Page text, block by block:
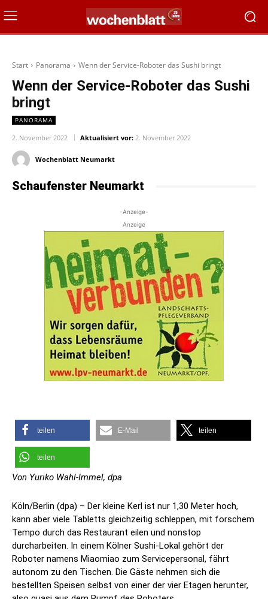
Start Panorama Wenn der Service-Roboter das Sushi bringt
Wenn der Service-Roboter das Sushi
bringt
PANORAMA
2. November 2022 Aktualisiert vor: 2. November 2022
Wochenblatt Neumarkt
Schaufenster Neumarkt
-Anzeige-
Anzeige
teilen E-Mail teilen
teilen
Von Yuriko Wahl-Immel, dpa
Köln/Berlin (dpa) – Der kleine Kerl ist nur 1,30 Meter hoch,
kann aber viele Tabletts gleichzeitig schleppen, mit forschem
Tempo durch das Restaurant eilen und nonstop
durcharbeiten. In einem Kölner Sushi-Lokal gehört der
Roboter namens Miaomiao zum Servicepersonal, fährt
autonom zu den Tischen. Die Gäste nehmen sich die
bestellten Speisen selbst von einer der vier Etagen herunter,